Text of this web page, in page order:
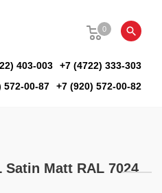
0
403-003
+7 (4722) 333-303
572-00-87 +7 (920) 572-00-82
Matt RAL 7024